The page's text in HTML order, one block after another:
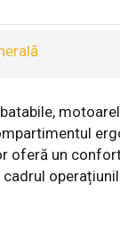
oferă un
cadrul